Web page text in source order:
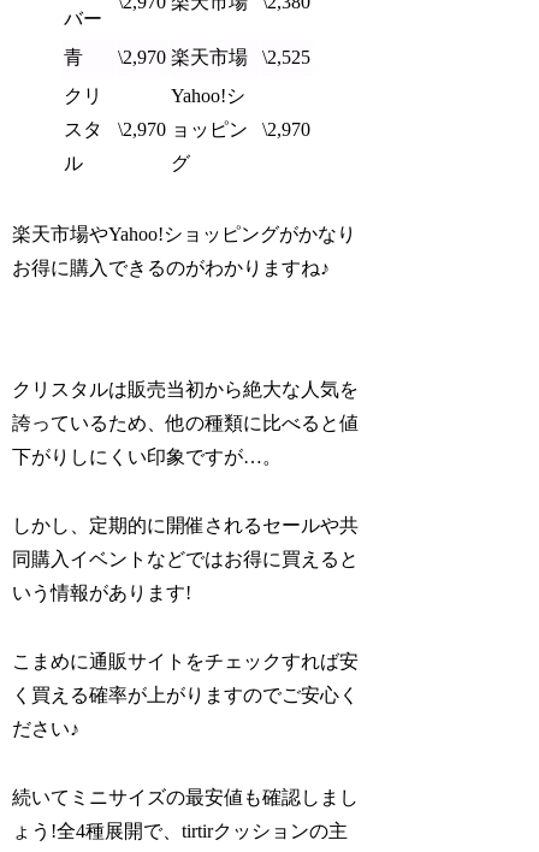
バー
青 \2,970 楽天市場
\2,525
クリ
スタ
ル
\2,970
Yahoo!シ
ョッピン
グ
\2,970
楽天市場やYahoo!ショッピングがかなり
お得に購入できるのがわかりますね♪
クリスタルは販売当初から絶大な人気を
誇っているため、他の種類に比べると値
下がりしにくい印象ですが…。
しかし、定期的に開催されるセールや共
同購入イベントなどではお得に買えると
いう情報があります!
こまめに通販サイトをチェックすれば安
く買える確率が上がりますのでご安心く
ださい♪
続いてミニサイズの最安値も確認しまし
ょう!全4種展開で、tirtirクッションの主